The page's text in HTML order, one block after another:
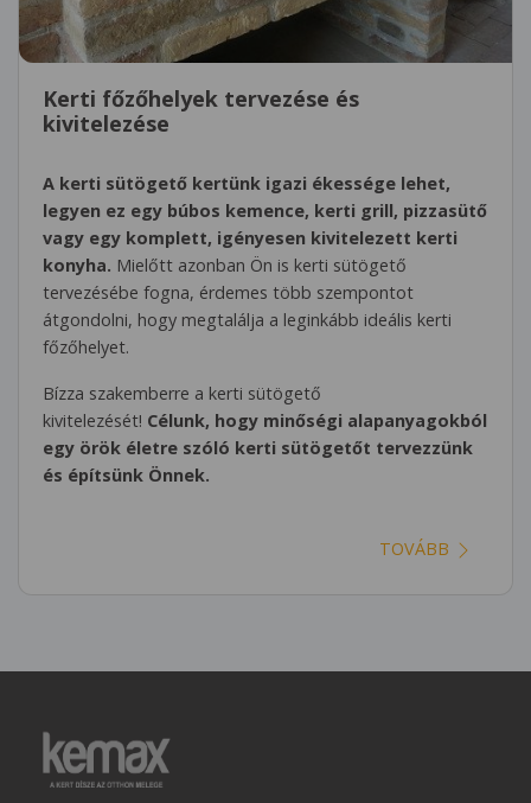
Kerti főzőhelyek tervezése és
kivitelezése
A kerti sütögető kertünk igazi ékessége lehet,
legyen ez egy búbos kemence, kerti grill, pizzasütő
vagy egy komplett, igényesen kivitelezett kerti
konyha. Mielőtt azonban Ön is kerti sütögető
tervezésébe fogna, érdemes több szempontot
átgondolni, hogy megtalálja a leginkább ideális kerti
főzőhelyet.
Bízza szakemberre a kerti sütögető
kivitelezését! Célunk, hogy minőségi alapanyagokból
egy örök életre szóló kerti sütögetőt tervezzünk
és építsünk Önnek.
TOVÁBB